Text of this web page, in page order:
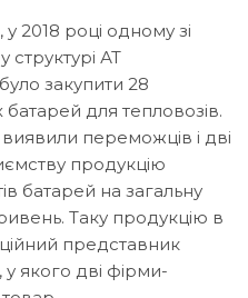
2018 році одному зі
структурі АТ
закупити 28
для тепловозів.
переможців і дві
продукцію
батарей на загальну
Таку продукцію в
представник
якого дві фірми-